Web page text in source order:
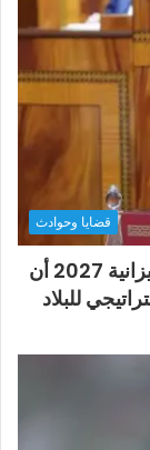
قضايا وحوادث
أخنوش يؤكد في المذكرة التوجيهية حول ميزانية 2027 أن
للبلاد